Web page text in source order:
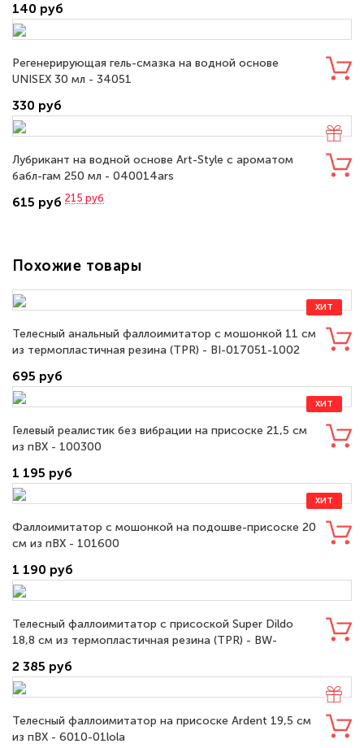
140 руб
Регенерирующая гель-смазка на водной основе
UNISEX 30 мл - 34051
330 руб
Лубрикант на водной основе Art-Style с ароматом
бабл-гам 250 мл - 040014ars
615 руб 215 руб
Похожие товары
ХИТ
Телесный анальный фаллоимитатор с мошонкой 11 см
из термопластичная резина (TPR) - BI-017051-1002
695 руб
ХИТ
Гелевый реалистик без вибрации на присоске 21,5 см
из пВХ - 100300
1 195 руб
ХИТ
Фаллоимитатор с мошонкой на подошве-присоске 20
см из пВХ - 101600
1 190 руб
Телесный фаллоимитатор с присоской Super Dildo
18,8 см из термопластичная резина (TPR) - BW-
2 385 руб
Телесный фаллоимитатор на присоске Ardent 19,5 см
из пВХ - 6010-01lola